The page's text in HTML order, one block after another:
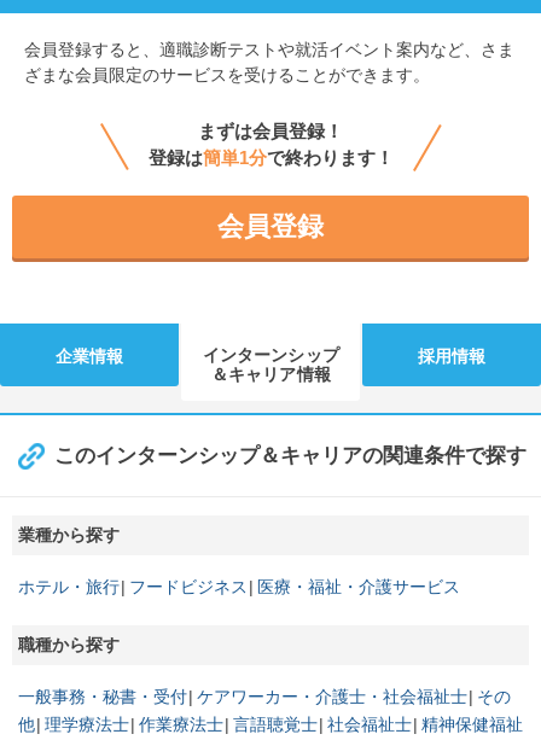
会員登録すると、 適職診断テストや就活イベント案内など、さま
ざまな会員限定のサービスを受けることができます。
まずは会員登録！
登録は簡単1分で終わります！
会員登録
企業情報
インターンシップ
＆キャリア情報
採用情報
このインターンシップ＆キャリアの関連条件で探す
業種から探す
ホテル・旅行 フードビジネス 医療・福祉・介護サービス
職種から探す
一般事務・秘書・受付 ケアワーカー・介護士・社会福祉士 その
他 理学療法士 作業療法士 言語聴覚士 社会福祉士 精神保健福祉